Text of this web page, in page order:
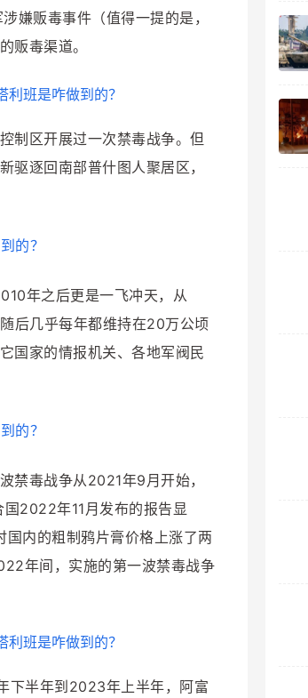
嫌贩毒事件（值得一提的是，
贩毒渠道。
制区开展过一次禁毒战争。但
驱逐回南部普什图人聚居区，
年之后更是一飞冲天，从
后几乎每年都维持在20万公顷
国家的情报机关、各地军阀民
禁毒战争从2021年9月开始，
2022年11月发布的报告显
内的粗制鸦片膏价格上涨了两
年间，实施的第一波禁毒战争
下半年到2023年上半年，阿富